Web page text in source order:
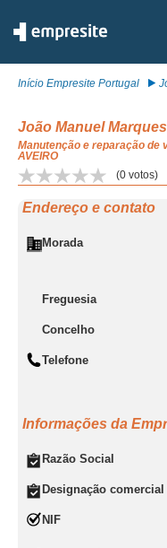
Início Empresite Portugal
João Manuel
Manutenção e reparação de
AVEIRO
(0 votos)
Endereço e contato
Morada
Freguesia
Concelho
Telefone
Informações da
Razão Social
Designação comercial
NIF